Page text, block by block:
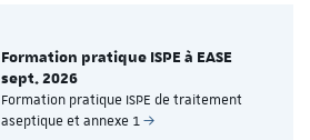
Formation pratique ISPE à EASE
sept. 2026
Formation pratique ISPE de traitement
aseptique et annexe 1